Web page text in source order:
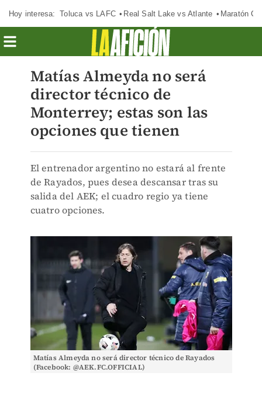
Hoy interesa: Toluca vs LAFC Real Salt Lake vs Atlante Maratón
Matías Almeyda no será
director técnico de
Monterrey; estas son las
opciones que tienen
El entrenador argentino no estará al frente
de Rayados, pues desea descansar tras su
salida del AEK; el cuadro regio ya tiene
cuatro opciones.
Matías Almeyda no será director técnico de Rayados
(Facebook: @AEK.FC.OFFICIAL)